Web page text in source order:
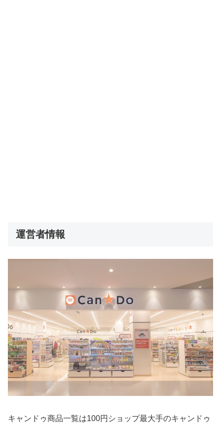
運営者情報
キャンドゥ商品一覧は100円ショップ最大手のキャンドゥ